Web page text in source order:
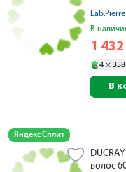
В
1 432
4 × 358
В
Яндекс Сплит
волос